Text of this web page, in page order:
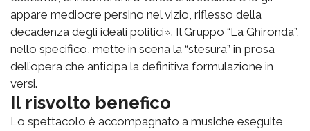
appare mediocre persino nel vizio, riflesso della
decadenza degli ideali politici». Il Gruppo “La Ghironda”,
nello specifico, mette in scena la “stesura” in prosa
dell’opera che anticipa la definitiva formulazione in
versi.
Il risvolto benefico
Lo spettacolo è accompagnato a musiche eseguite